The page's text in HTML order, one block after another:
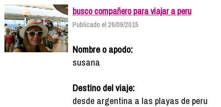
busco compañero para viajar a peru
Publicado el 26/09/2015
Nombre o apodo:
susana
Destino del viaje:
desde argentina a las playas de peru